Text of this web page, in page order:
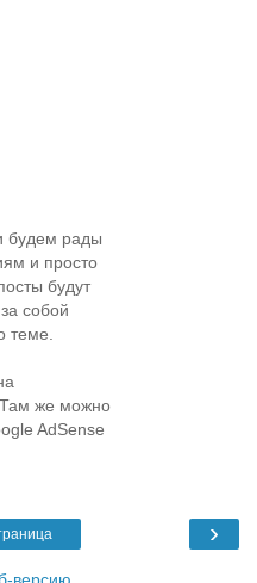
будем рады
и просто
будут
собой
теме.
же можно
AdSense
›